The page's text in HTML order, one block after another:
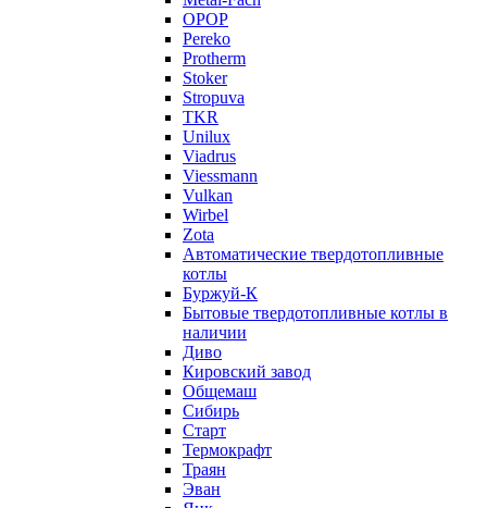
OPOP
Pereko
Protherm
Stoker
Stropuva
TKR
Unilux
Viadrus
Viessmann
Vulkan
Wirbel
Zota
Автоматические твердотопливные
котлы
Буржуй-К
Бытовые твердотопливные котлы в
наличии
Диво
Кировский завод
Общемаш
Сибирь
Старт
Термокрафт
Траян
Эван